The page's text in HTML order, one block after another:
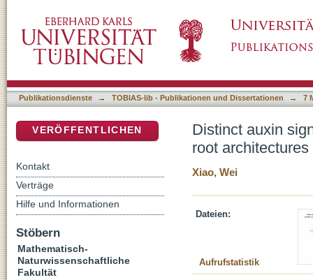
Publikationsdienste → TOBIAS-lib - Publikationen und Dissertationen → 7
Distinct auxin
root architectures
Xiao, Wei
Dateien:
Aufrufstatistik
VERÖFFENTLICHEN
Kontakt
Verträge
Hilfe und Informationen
Stöbern
Mathematisch-
Naturwissenschaftliche
Fakultät